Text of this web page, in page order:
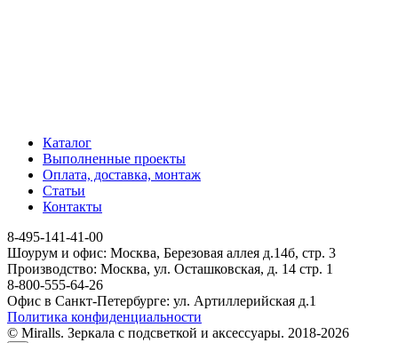
Каталог
Выполненные проекты
Оплата, доставка, монтаж
Статьи
Контакты
8-495-141-41-00
Шоурум и офис: Москва, Березовая аллея д.14б, стр. 3
Производство: Москва, ул. Осташковская, д. 14 стр. 1
8-800-555-64-26
Офис в Санкт-Петербурге: ул. Артиллерийская д.1
Политика конфиденциальности
© Miralls. Зеркала с подсветкой и аксессуары. 2018-2026